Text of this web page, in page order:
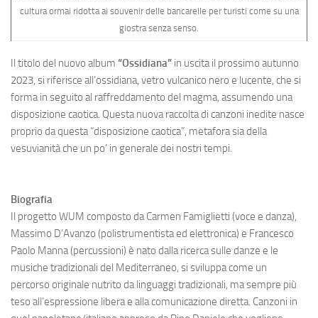
cultura ormai ridotta ai souvenir delle bancarelle per turisti come su una
giostra senza senso.
Il titolo del nuovo album “Ossidiana” in uscita il prossimo autunno
2023, si riferisce all’ossidiana, vetro vulcanico nero e lucente, che si
forma in seguito al raffreddamento del magma, assumendo una
disposizione caotica. Questa nuova raccolta di canzoni inedite nasce
proprio da questa “disposizione caotica”, metafora sia della
vesuvianità che un po’ in generale dei nostri tempi.
Biografia
Il progetto WUM composto da Carmen Famiglietti (voce e danza),
Massimo D’Avanzo (polistrumentista ed elettronica) e Francesco
Paolo Manna (percussioni) è nato dalla ricerca sulle danze e le
musiche tradizionali del Mediterraneo, si sviluppa come un
percorso originale nutrito da linguaggi tradizionali, ma sempre più
teso all’espressione libera e alla comunicazione diretta. Canzoni in